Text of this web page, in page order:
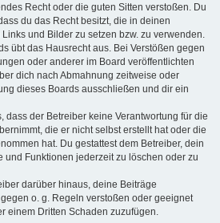
Recht oder die guten Sitten verstoßen. Du
du das Recht besitzt, die in deinen
und Bilder zu setzen bzw. zu verwenden.
übt das Hausrecht aus. Bei Verstößen gegen
oder anderer im Board veröffentlichten
dich nach Abmahnung zeitweise oder
dieses Boards ausschließen und dir ein
dass der Betreiber keine Verantwortung für die
die er nicht selbst erstellt hat oder die
hat. Du gestattest dem Betreiber, dein
und Funktionen jederzeit zu löschen oder zu
darüber hinaus, deine Beiträge
o. g. Regeln verstoßen oder geeignet
einem Dritten Schaden zuzufügen.